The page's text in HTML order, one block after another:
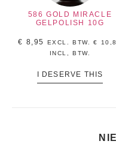
586 GOLD MIRACLE
GELPOLISH 10G
€ 8,95 EXCL. BTW.€
INCL, BTW.
I DESERVE THIS